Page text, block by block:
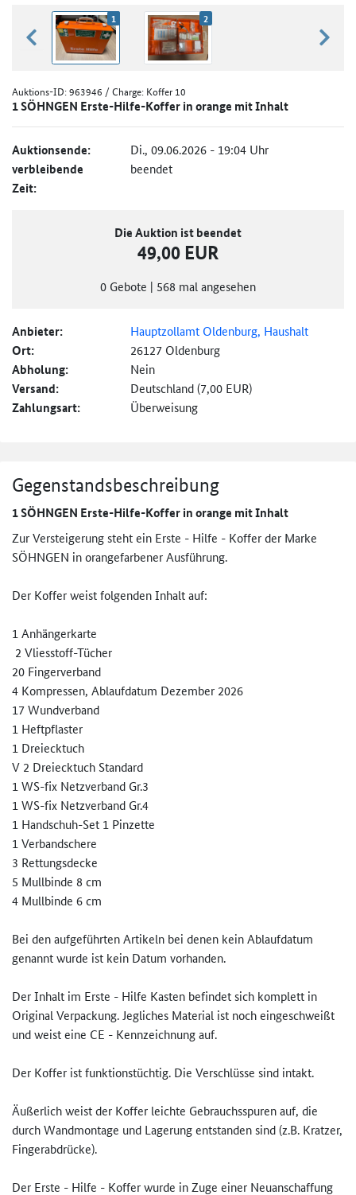
zurück blättern
1 2
Auktions-ID:963946 / Charge: Koffer 10
1 SÖHNGEN Erste-Hilfe-Koffer in orange mit Inhalt
Auktionsende: Di., 09.06.2026 - 19:04 Uhr
verbleibende
Zeit:
beendet
Die Auktion ist beendet
49,00 EUR
0 Gebote | 568 mal angesehen
Anbieter: Hauptzollamt Oldenburg, Haushalt
Ort: 26127 Oldenburg
Abholung: Nein
Versand: Deutschland (7,00 EUR)
Zahlungsart: Überweisung
Gegenstandsbeschreibung
1 SÖHNGEN Erste-Hilfe-Koffer in orange mit Inhalt
Zur Versteigerung steht ein Erste - Hilfe - Koffer der Marke
SÖHNGEN in orangefarbener Ausführung.
Der Koffer weist folgenden Inhalt auf:
1 Anhängerkarte
2 Vliesstoff-Tücher
20 Fingerverband
4 Kompressen, Ablaufdatum Dezember 2026
17 Wundverband
1 Heftpflaster
1 Dreiecktuch
V 2 Dreiecktuch Standard
1 WS-fix Netzverband Gr.3
1 WS-fix Netzverband Gr.4
1 Handschuh-Set 1 Pinzette
1 Verbandschere
3 Rettungsdecke
5 Mullbinde 8 cm
4 Mullbinde 6 cm
Bei den aufgeführten Artikeln bei denen kein Ablaufdatum
genannt wurde ist kein Datum vorhanden.
Der Inhalt im Erste - Hilfe Kasten befindet sich komplett in
Original Verpackung. Jegliches Material ist noch eingeschweißt
und weist eine CE - Kennzeichnung auf.
Der Koffer ist funktionstüchtig. Die Verschlüsse sind intakt.
Äußerlich weist der Koffer leichte Gebrauchsspuren auf, die
durch Wandmontage und Lagerung entstanden sind (z.B. Kratzer,
Fingerabdrücke).
Der Erste - Hilfe - Koffer wurde in Zuge einer Neuanschaffung